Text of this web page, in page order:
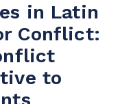
in Latin
Conflict:
to